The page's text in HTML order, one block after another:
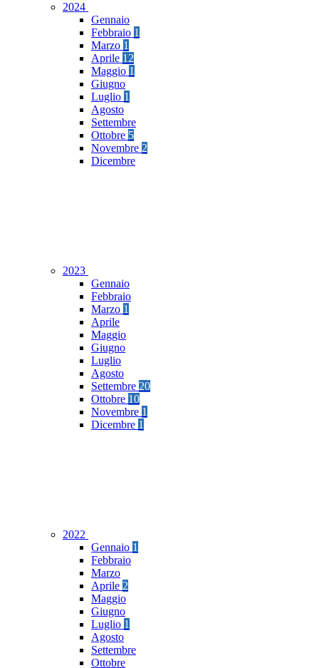
2024
Gennaio
Febbraio 1
Marzo 1
Aprile 12
Maggio 1
Giugno
Luglio 1
Agosto
Settembre
Ottobre 5
Novembre 2
Dicembre
2023
Gennaio
Febbraio
Marzo 1
Aprile
Maggio
Giugno
Luglio
Agosto
Settembre 20
Ottobre 10
Novembre 1
Dicembre 1
2022
Gennaio 1
Febbraio
Marzo
Aprile 2
Maggio
Giugno
Luglio 1
Agosto
Settembre
Ottobre